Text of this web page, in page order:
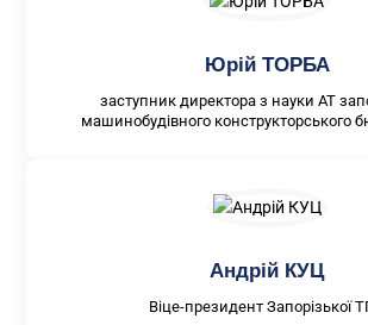
Юрій ТОРБА
заступник директора з науки АТ
машинобудівного конструкторського
Андрій КУЦ
Віце-президент Запорізької